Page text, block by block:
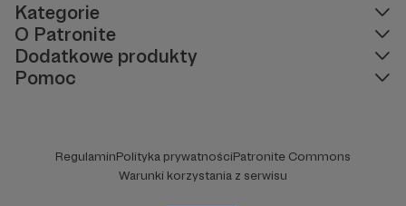
Kategorie
O Patronite
Dodatkowe produkty
Pomoc
RegulaminPolityka prywatnościPatronite Commons
Warunki korzystania z serwisu